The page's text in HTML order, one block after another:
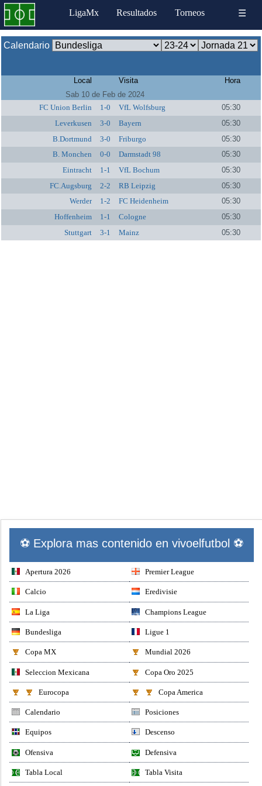
LigaMx Resultados Torneos ☰
Calendario
Local Visita
Hora
Sab 10 de Feb de 2024
FC Union Berlin
1-0 VfL Wolfsburg
05:30
Leverkusen
3-0 Bayern
05:30
B.Dortmund
3-0 Friburgo
05:30
B. Monchen
0-0 Darmstadt 98
05:30
Eintracht
1-1 VfL Bochum
05:30
FC.Augsburg
2-2 RB Leipzig
05:30
Werder
1-2 FC Heidenheim
05:30
Hoffenheim
1-1 Cologne
05:30
Stuttgart
3-1 Mainz 05:30
⚽ Explora mas contenido en vivoelfutbol ⚽
Apertura 2026 Premier League
Calcio Eredivisie
La Liga Champions League
Bundesliga Ligue 1
Copa MX Mundial 2026
Seleccion Mexicana Copa Oro 2025
Eurocopa Copa America
Calendario Posiciones
Equipos Descenso
Ofensiva Defensiva
Tabla Local Tabla Visita